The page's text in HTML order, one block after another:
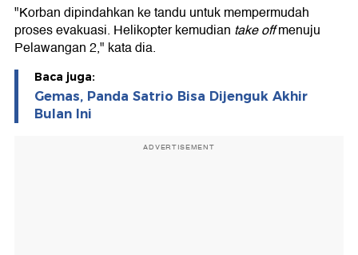
"Korban dipindahkan ke tandu untuk mempermudah
proses evakuasi. Helikopter kemudian take offmenuju
Pelawangan 2," kata dia.
Baca juga:
Gemas, Panda Satrio Bisa Dijenguk Akhir
Bulan Ini
ADVERTISEMENT